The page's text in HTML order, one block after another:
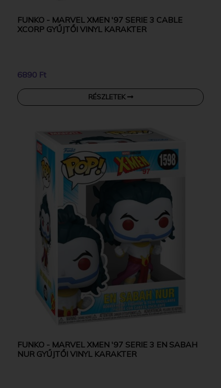
FUNKO - MARVEL XMEN '97 SERIE 3 CABLE
XCORP GYŰJTŐI VINYL KARAKTER
6890 Ft
RÉSZLETEK
FUNKO - MARVEL XMEN '97 SERIE 3 EN SABAH
NUR GYŰJTŐI VINYL KARAKTER